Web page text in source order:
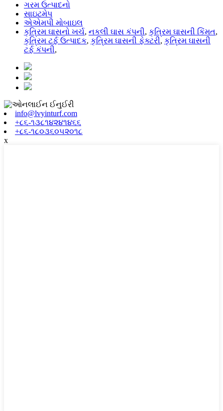
ગરમ ઉત્પાદનો
સાઇટમેપ
એએમપી મોબાઇલ
કૃત્રિમ ઘાસનો ખર્ચ, નકલી ઘાસ કંપની, કૃત્રિમ ઘાસની કિંમત,
કૃત્રિમ ટર્ફ ઉત્પાદક, કૃત્રિમ ઘાસની ફેક્ટરી, કૃત્રિમ ઘાસની
ટર્ફ કંપની,
info@lvyinturf.com
+૮૬-૧૩૮૧૪૨૪૧૪૬૬
+૮૬-૧૮૦૩૬૦૫૨૦૧૮
x